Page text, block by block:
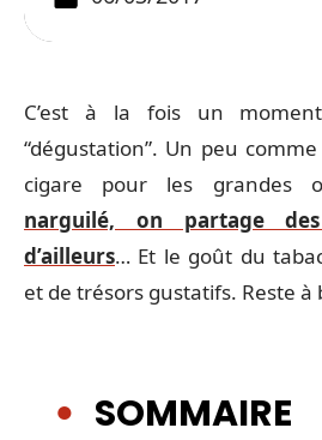
C’est à la fois un
“dégustation”. Un peu
cigare pour les grandes
narguilé, on partage
d’ailleurs… Et le goût du
et de trésors gustatifs. Reste à
SOMMAIRE